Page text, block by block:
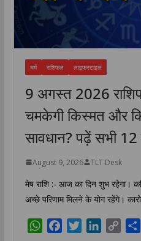
धर्म राशिफल लाइफस्टाइल
9 अगस्त 2026
चमकेगी किस्मत और
सावधान? पढ़ें सभी 12
August 9, 2026 TLT Desk
मेष राशि :- आज का दिन शुभ रहेगा।
अच्छे परिणाम मिलने के योग रहेंगे।
W